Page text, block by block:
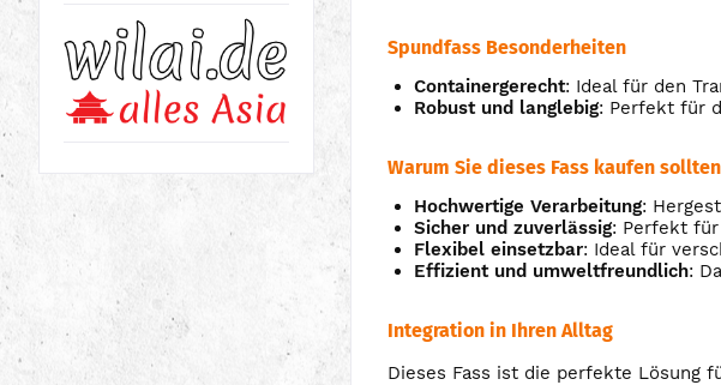
Spundfass Besonderheiten
Containergerecht: Ideal für den
Robust und langlebig: Perfekt für
Warum Sie dieses Fass kaufen sollten
Hochwertige Verarbeitung:
Sicher und zuverlässig: Perfekt für
Flexibel einsetzbar: Ideal für
Effizient und umweltfreundlich:
Integration in Ihren Alltag
Dieses Fass ist die perfekte Lösung